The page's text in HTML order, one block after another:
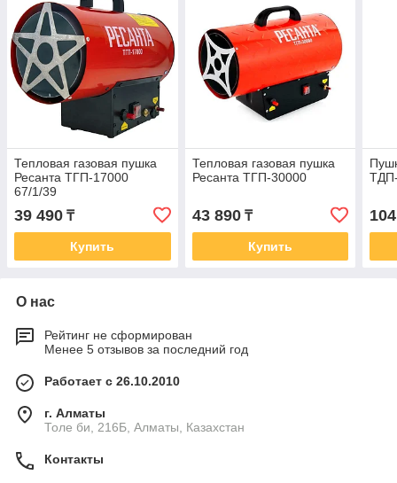
Тепловая газовая пушка
Ресанта ТГП-17000
67/1/39
39 490 ₸
Купить
Тепловая газовая пушка
Ресанта ТГП-30000
43 890₸
Купить
О нас
Рейтинг не сформирован
Менее 5 отзывов за последний год
Работает с 26.10.2010
г. Алматы
Толе би, 216Б, Алматы, Казахстан
Контакты